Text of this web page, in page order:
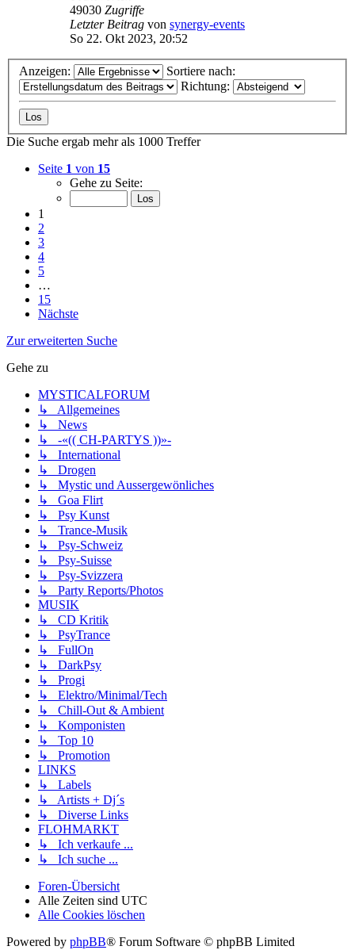
49030 Zugriffe
Letzter Beitrag von synergy-events
So 22. Okt 2023, 20:52
Anzeigen:
Sortiere nach:
Richtung:
Die Suche ergab mehr als 1000 Treffer
Seite 1 von 15
Gehe zu Seite:
1
2
3
4
5
…
15
Nächste
Zur erweiterten Suche
Gehe zu
MYSTICALFORUM
↳ Allgemeines
↳ News
↳ -«(( CH-PARTYS ))»-
↳ International
↳ Drogen
↳ Mystic und Aussergewönliches
↳ Goa Flirt
↳ Psy Kunst
↳ Trance-Musik
↳ Psy-Schweiz
↳ Psy-Suisse
↳ Psy-Svizzera
↳ Party Reports/Photos
MUSIK
↳ CD Kritik
↳ PsyTrance
↳ FullOn
↳ DarkPsy
↳ Progi
↳ Elektro/Minimal/Tech
↳ Chill-Out & Ambient
↳ Komponisten
↳ Top 10
↳ Promotion
LINKS
↳ Labels
↳ Artists + Dj´s
↳ Diverse Links
FLOHMARKT
↳ Ich verkaufe ...
↳ Ich suche ...
Foren-Übersicht
Alle Zeiten sind UTC
Alle Cookies löschen
Powered by phpBB® Forum Software © phpBB Limited